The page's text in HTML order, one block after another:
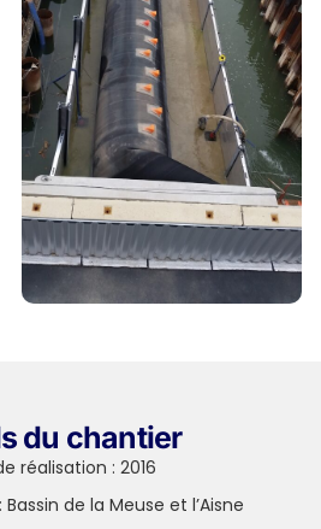
du chantier
réalisation : 2016
de la Meuse et l’Aisne